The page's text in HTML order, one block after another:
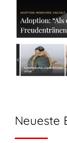
Neueste